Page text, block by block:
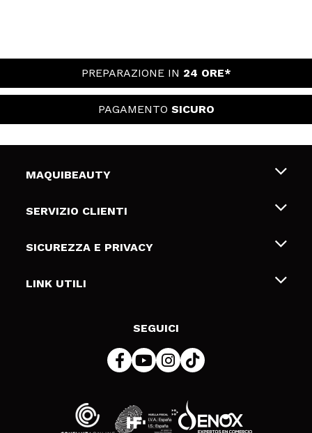
PREPARAZIONE IN 24 ORE*
PAGAMENTO SICURO
MAQUIBEAUTY
Chi siamo
Gift Cards
SERVIZIO CLIENTI
Spedizioni & Resi
Metodi di pagamamento
SICUREZZA E PRIVACY
Termini e condizioni
LINK UTILI
SEGUICI